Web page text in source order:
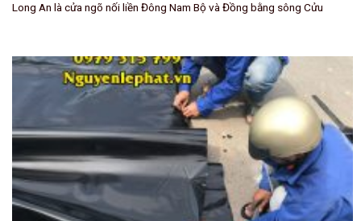
Long An là cửa ngõ nối liền Đông Nam Bộ và Đồng bằng sông Cửu